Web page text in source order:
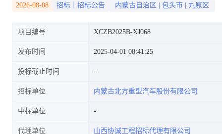
2026-08-08 招标｜招标公告 内蒙古自治区 包头市 九原区
项目编号 XCZB2025B-XJ068
发布时间 2025-04-01 08:41:25
投标截止时间
招标单位 内蒙古北方重型汽车股份有限公司
中标单位
代理单位 山西协诚工程招标代理有限公司